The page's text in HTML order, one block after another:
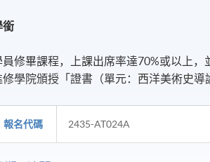
銜
員修畢課程，上課出席率達70%或以上
修學院頒授「證書（單元：西洋美術史導
報名代碼 2435-AT024A